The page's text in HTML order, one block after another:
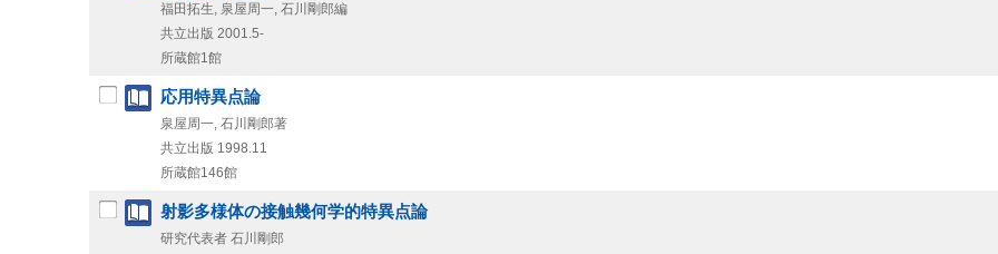
福田拓生, 泉屋周一, 石川剛郎編
共立出版 2001.5-
所蔵館1館
応用特異点論
泉屋周一, 石川剛郎著
共立出版 1998.11
所蔵館146館
射影多様体の接触幾何学的特異点論
研究代表者 石川剛郎